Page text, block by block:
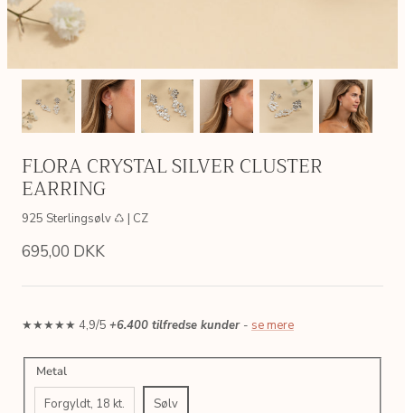
SIMPLE LINK GOLDEN CHAIN
Fra
200,00 DKK
LETTER
FLORA CRYSTAL SILVER CLUSTER
EARRING
925 Sterlingsølv ♺ | CZ
695,00 DKK
★★★★★ 4,9/5 +6.400 tilfredse kunder - se mere
Metal
Forgyldt, 18 kt.
Sølv